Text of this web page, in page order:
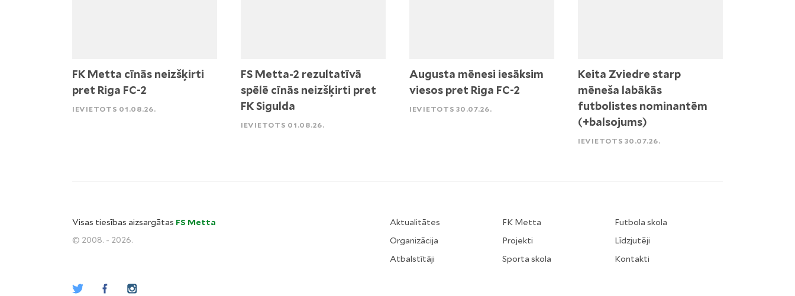
FK Metta cīnās neizšķirti
pret Riga FC-2
IEVIETOTS 01.08.26.
FS Metta-2 rezultatīvā
spēlē cīnās neizšķirti pret
FK Sigulda
IEVIETOTS 01.08.26.
Augusta mēnesi iesāksim
viesos pret Riga FC-2
IEVIETOTS 30.07.26.
Keita Zviedre starp
mēneša labākās
futbolistes nominantēm
(+balsojums)
IEVIETOTS 30.07.26.
Visas tiesības aizsargātas FS Metta
© 2008. - 2026.
Aktualitātes
Organizācija
Atbalstītāji
FK Metta
Projekti
Sporta skola
Futbola skola
Līdzjutēji
Kontakti